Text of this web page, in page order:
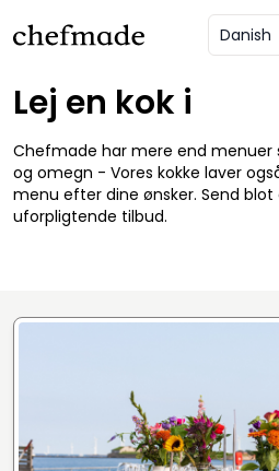
Lej en kok i
Chefmade har mere end menuer
og omegn - Vores kokke laver
menu efter dine ønsker. Send
uforpligtende tilbud.